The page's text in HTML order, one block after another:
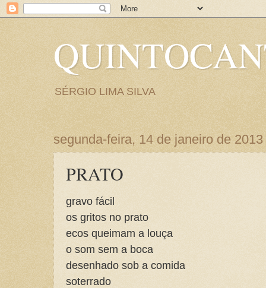
SÉRGIO LIMA SILVA
segunda-feira, 14 de janeiro de 2013
PRATO
gravo fácil
os gritos no prato
ecos queimam a louça
o som sem a boca
desenhado sob a comida
soterrado